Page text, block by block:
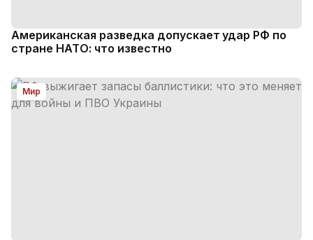
Американская разведка допускает удар РФ по
стране НАТО: что известно
Мир